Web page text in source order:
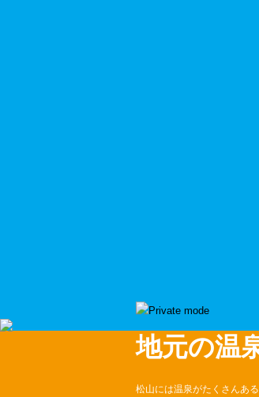
地元の温
松山には温泉がたくさんあ